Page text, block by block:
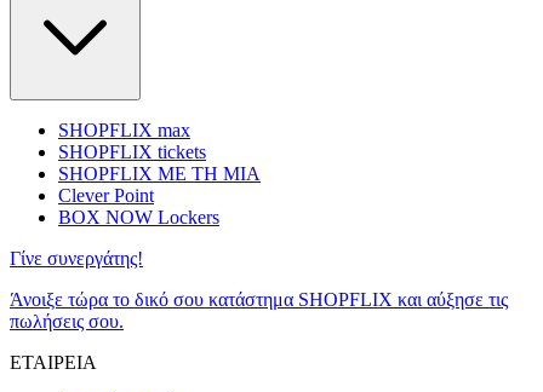
SHOPFLIX max
SHOPFLIX tickets
SHOPFLIX ΜΕ ΤΗ ΜΙΑ
Clever Point
BOX NOW Lockers
Γίνε συνεργάτης!
Άνοιξε τώρα το δικό σου κατάστημα SHOPFLIX και αύξησε τις
πωλήσεις σου.
ΕΤΑΙΡΕΙΑ